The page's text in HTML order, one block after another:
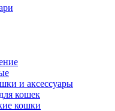
и аксессуары
кошек
кошки